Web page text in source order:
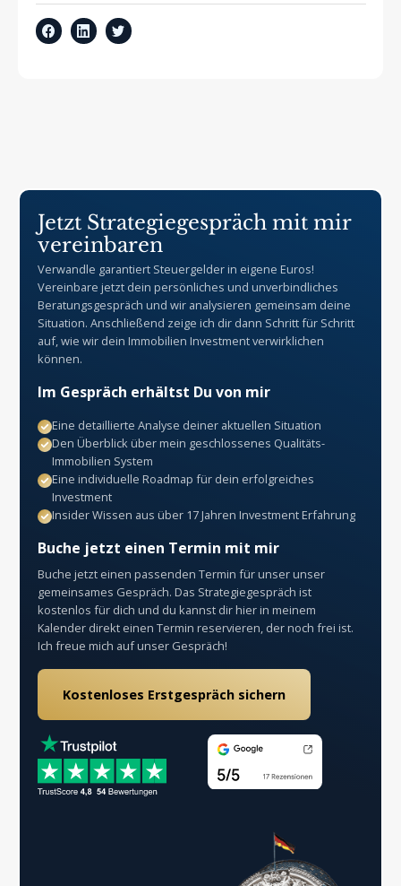
Jetzt Strategiegespräch mit mir
vereinbaren
Verwandle garantiert Steuergelder in eigene Euros!
Vereinbare jetzt dein persönliches und unverbindliches
Beratungsgespräch und wir analysieren gemeinsam deine
Situation. Anschließend zeige ich dir dann Schritt für Schritt
auf, wie wir dein Immobilien Investment verwirklichen
können.
Im Gespräch erhältst Du von mir
Eine detaillierte Analyse deiner aktuellen Situation
Den Überblick über mein geschlossenes Qualitäts-
Immobilien System
Eine individuelle Roadmap für dein erfolgreiches
Investment
Insider Wissen aus über 17 Jahren Investment Erfahrung
Buche jetzt einen Termin mit mir
Buche jetzt einen passenden Termin für unser unser
gemeinsames Gespräch. Das Strategiegespräch ist
kostenlos für dich und du kannst dir hier in meinem
Kalender direkt einen Termin reservieren, der noch frei ist.
Ich freue mich auf unser Gespräch!
Kostenloses Erstgespräch sichern